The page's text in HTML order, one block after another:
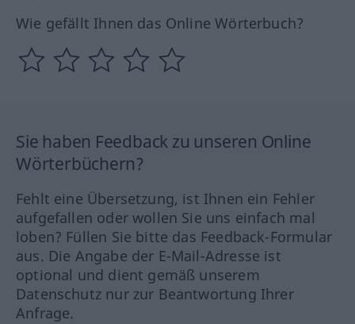
Wie gefällt Ihnen das Online Wörterbuch?
Sie haben Feedback zu unseren Online
Wörterbüchern?
Fehlt eine Übersetzung, ist Ihnen ein Fehler
aufgefallen oder wollen Sie uns einfach mal
loben? Füllen Sie bitte das Feedback-Formular
aus. Die Angabe der E-Mail-Adresse ist
optional und dient gemäß unserem
Datenschutz nur zur Beantwortung Ihrer
Anfrage.